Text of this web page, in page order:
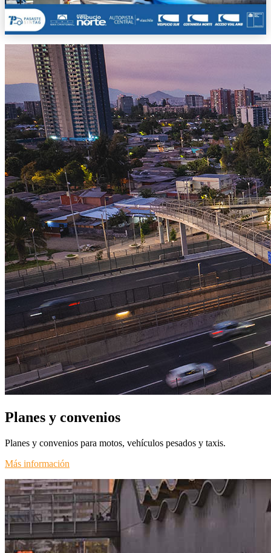
Planes y convenios
Planes y convenios para motos, vehículos pesados y taxis.
Más información